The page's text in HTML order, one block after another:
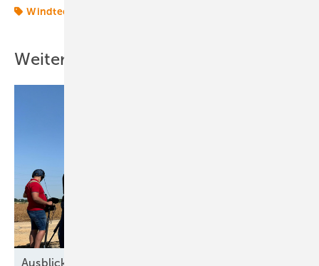
Windtechnik
Weitere Inhalte
Ausblick der Windbranche: Was kommt 2026?